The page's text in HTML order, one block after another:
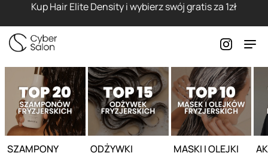
Kup Hair Elite Density i wybierz swój gratis za 1zł
SZAMPONY ODŻYWKI MASKI I OLEJKI
Strona główna - Cyber Salon